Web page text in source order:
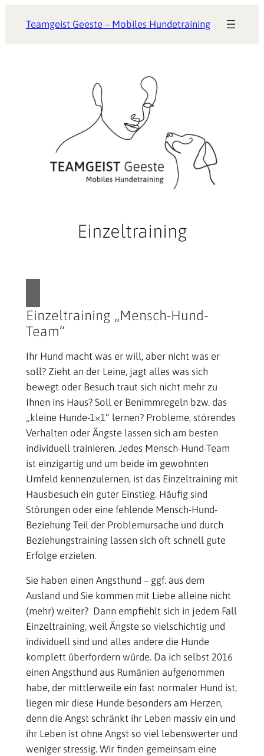
InhaltTeamgeist Geeste – Mobiles Hundetraining
Einzeltraining
Einzeltraining „Mensch-Hund-
Team“
Ihr Hund macht was er will, aber nicht was er
soll? Zieht an der Leine, jagt alles was sich
bewegt oder Besuch traut sich nicht mehr zu
Ihnen ins Haus? Soll er Benimmregeln bzw. das
„kleine Hunde-1×1“ lernen? Probleme, störendes
Verhalten oder Ängste lassen sich am besten
individuell trainieren. Jedes Mensch-Hund-Team
ist einzigartig und um beide im gewohnten
Umfeld kennenzulernen, ist das Einzeltraining mit
Hausbesuch ein guter Einstieg. Häufig sind
Störungen oder eine fehlende Mensch-Hund-
Beziehung Teil der Problemursache und durch
Beziehungstraining lassen sich oft schnell gute
Erfolge erzielen.
Sie haben einen Angsthund – ggf. aus dem
Ausland und Sie kommen mit Liebe alleine nicht
(mehr) weiter? Dann empfiehlt sich in jedem Fall
Einzeltraining, weil Ängste so vielschichtig und
individuell sind und alles andere die Hunde
komplett überfordern würde. Da ich selbst 2016
einen Angsthund aus Rumänien aufgenommen
habe, der mittlerweile ein fast normaler Hund ist,
liegen mir diese Hunde besonders am Herzen,
denn die Angst schränkt ihr Leben massiv ein und
ihr Leben ist ohne Angst so viel lebenswerter und
weniger stressig. Wir finden gemeinsam eine